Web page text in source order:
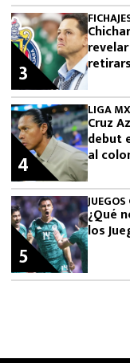
3
LIGA MX
Cruz
debut
al
4
¿Qué
los
5